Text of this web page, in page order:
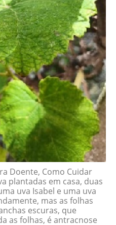
Doente, Como Cuidar
plantadas em casa, duas
uva Isabel e uma uva
mas as folhas
escuras, que
as folhas, é antracnose